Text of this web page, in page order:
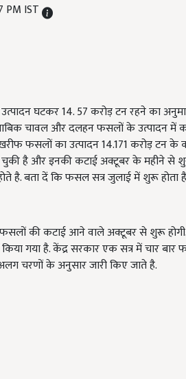
PM IST
घटकर 14. 57 करोड़ टन रहने का
चावल और दलहन फसलों के उत्पादन में
फसलों का उत्पादन 14.171 करोड़ टन
चुकी है और इनकी कटाई अक्टूबर के महीने से
है. बता दें कि फसल सत्र जुलाई में शुरू होता
की कटाई आने वाले अक्टूबर से शुरू होगी.
गया है. केंद्र सरकार एक सत्र में चार
चरणों के अनुसार जारी किए जाते है.